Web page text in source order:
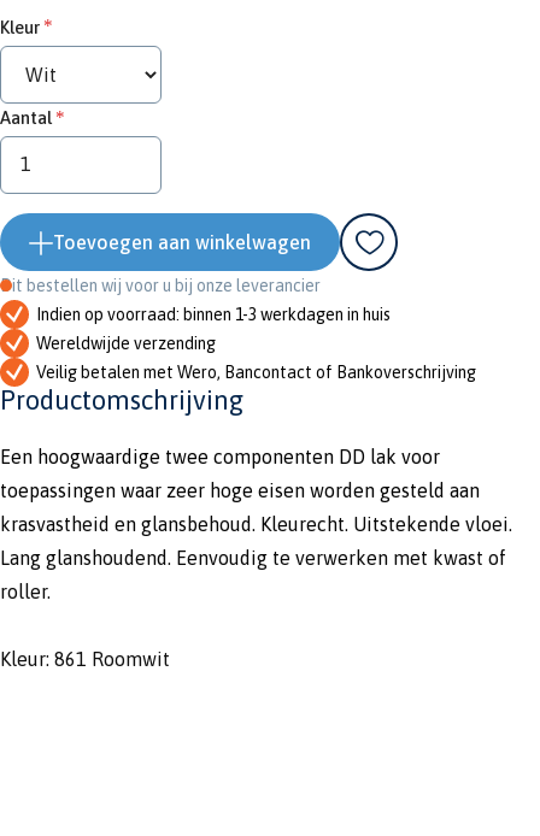
Kleur
Aantal
Toevoegen aan winkelwagen
Dit bestellen wij voor u bij onze leverancier
Indien op voorraad: binnen 1-3 werkdagen in huis
Wereldwijde verzending
Veilig betalen met Wero, Bancontact of Bankoverschrijving
Productomschrijving
Een hoogwaardige twee componenten DD lak voor
toepassingen waar zeer hoge eisen worden gesteld aan
krasvastheid en glansbehoud. Kleurecht. Uitstekende vloei.
Lang glanshoudend. Eenvoudig te verwerken met kwast of
roller.
Kleur: 861 Roomwit